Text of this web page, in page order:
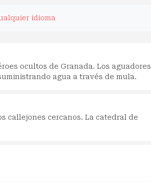
idioma
ocultos de Granada. Los aguadores
agua a través de mula.
callejones cercanos. La catedral de